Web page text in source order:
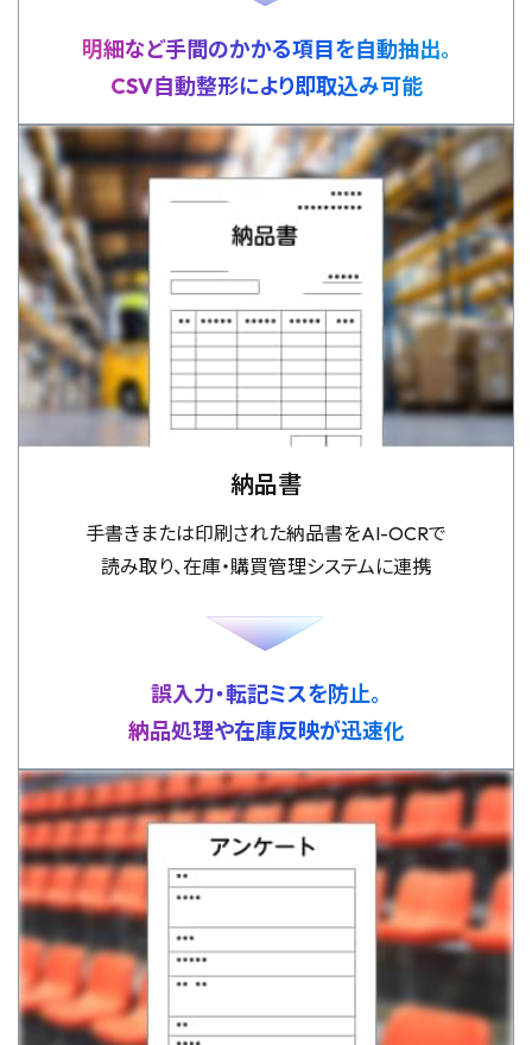
明細など手間のかかる項目を自動抽出。
CSV自動整形により即取込み可能
納品書
手書きまたは印刷された納品書をAI-OCRで
読み取り、在庫・購買管理システムに連携
誤入力・転記ミスを防止。
納品処理や在庫反映が迅速化